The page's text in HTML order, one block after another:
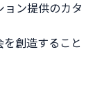
ン提供のカタ
創造すること